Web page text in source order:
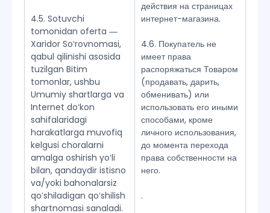
4.5. Sotuvchi
tomonidan oferta ―
Xaridor Soʻrovnomasi,
qabul qilinishi asosida
tuzilgan Bitim
tomonlar, ushbu
Umumiy shartlarga va
Internet doʻkon
sahifalaridagi
harakatlarga muvofiq
kelgusi choralarni
amalga oshirish yoʻli
bilan, qandaydir istisno
va/yoki bahonalarsiz
qoʻshiladigan qoʻshilish
shartnomasi sanaladi.
действия на страницах
интернет-магазина.
4.6. Покупатель не
имеет права
распоряжаться Товаром
(продавать, дарить,
обменивать) или
использовать его иными
способами, кроме
личного использования,
до момента перехода
права собственности на
него.
.